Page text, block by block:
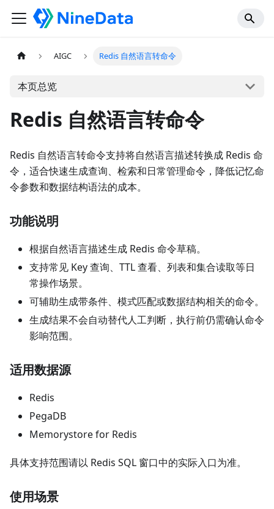
AIGC Redis 自然语言转命令
本页总览
Redis 自然语言转命令
Redis 自然语言转命令支持将自然语言描述转换成 Redis 命
令，适合快速生成查询、检索和日常管理命令，降低记忆命
令参数和数据结构语法的成本。
功能说明
根据自然语言描述生成 Redis 命令草稿。
支持常见 Key 查询、TTL 查看、列表和集合读取等日
常操作场景。
可辅助生成带条件、模式匹配或数据结构相关的命令。
生成结果不会自动替代人工判断，执行前仍需确认命令
影响范围。
适用数据源
Redis
PegaDB
Memorystore for Redis
具体支持范围请以 Redis SQL 窗口中的实际入口为准。
使用场景